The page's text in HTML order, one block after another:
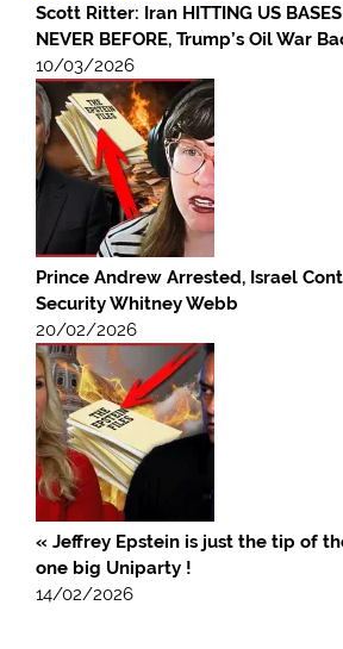
Scott Ritter: Iran HITTING US
NEVER BEFORE, Trump’s Oil War
10/03/2026
Prince Andrew Arrested, Israel
Security Whitney Webb
20/02/2026
« Jeffrey Epstein is just the tip of
one big Uniparty !
14/02/2026